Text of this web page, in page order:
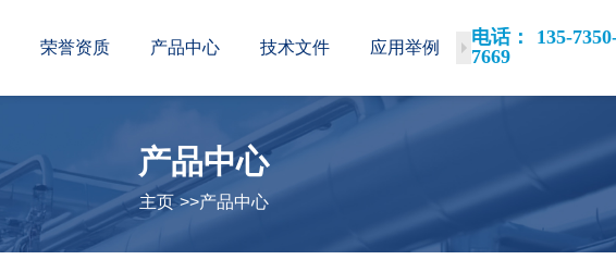
荣誉资质 产品中心 技术文件 应用举例 产品样册 联
电话： 135-
7669
产品中心
主页 >>产品中心